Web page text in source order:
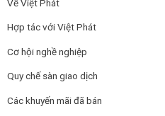
Về Việt Phát
Hợp tác với Việt Phát
Cơ hội nghề nghiệp
Quy chế sàn giao dịch
Các khuyến mãi đã bán